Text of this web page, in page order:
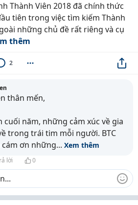
Thành Viên 2018 đã chính thức
tiên trong việc tìm kiếm Thành
những chủ đề rất riêng và cụ
thêm
2
thân mến,
cuối năm, những cảm xúc về gia
trong trái tim mỗi người. BTC
ơn những... Xem thêm
lời 0